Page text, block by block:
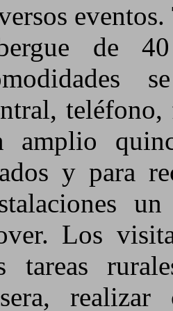
de
amplio
y para
Los
tareas
realizar